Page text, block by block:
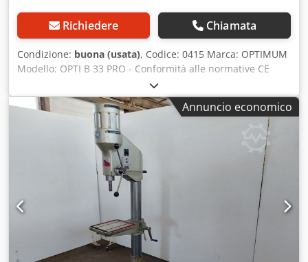
Richiedere Chiamata
Condizione: buona (usata), Codice: 0415 Marca: OPTIMUM
Modello: OPTI B 33 PRO - Conformità alle normative CE
Trapano a colonna con base per legno, metalli e altri
materiali – Conformità alle normative CE Dati tecnici:
Diametro del mandrino: 16 mm Motore trifase: 1100 W N. 9
velocità (velocità del mandrino giri/min
120/210/250/360/400/440/940/1260/1810) Dimensioni del
piano: 475 x 425 mm, altezza regolabile Inclinazione del
piano fino a 45° Rotazione del piano a 360° Diametro della
colonna: 92 mm Limitatore di profondità di foratura
Protezione di sicurezza Distanza massima tra il mandrino e
la base: 1180 mm Dimensioni complessive: 500 x 870 x
1700 mm (altezza) Peso: 135 kg Crjdjzfgluopfx Aiysf
Annuncio economico